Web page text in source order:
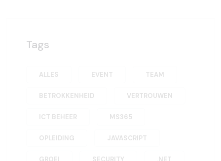
Tags
ALLES EVENT TEAM
BETROKKENHEID VERTROUWEN
ICT BEHEER MS365
OPLEIDING JAVASCRIPT